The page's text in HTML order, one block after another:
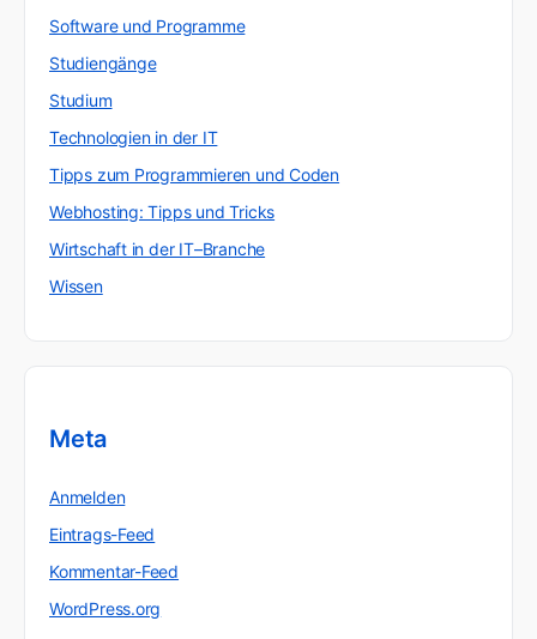
Software und Programme
Studiengänge
Studium
Technologien in der IT
Tipps zum Programmieren und Coden
Webhosting: Tipps und Tricks
Wirtschaft in der IT–Branche
Wissen
Meta
Anmelden
Eintrags-Feed
Kommentar-Feed
WordPress.org